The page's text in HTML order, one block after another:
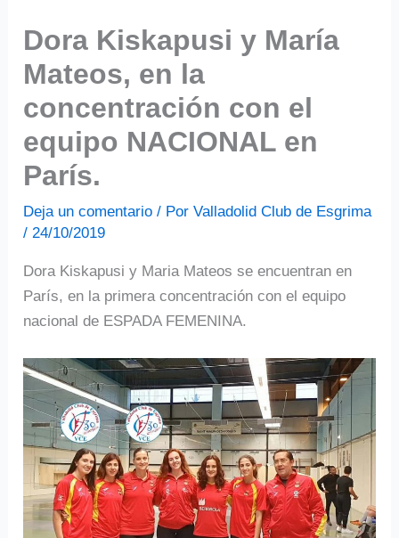
Dora Kiskapusi y María
Mateos, en la
concentración con el
equipo NACIONAL en
París.
Deja un comentario / PorValladolid Club de Esgrima
/ 24/10/2019
Dora Kiskapusi y Maria Mateos se encuentran en
París, en la primera concentración con el equipo
nacional de ESPADA FEMENINA.